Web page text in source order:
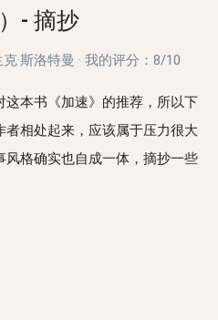
- 摘抄
·斯洛特曼 · 我的评分： 8/10
这本书《加速》的推荐，所以下
相处起来，应该属于压力很大
风格确实也自成一体，摘抄一些